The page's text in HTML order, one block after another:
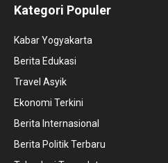
Kategori Populer
Kabar Yogyakarta
Berita Edukasi
Travel Asyik
Ekonomi Terkini
Berita Internasional
Berita Politik Terbaru